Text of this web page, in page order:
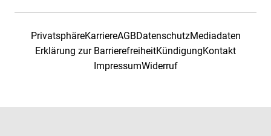
PrivatsphäreKarriereAGBDatenschutzMediadaten
Erklärung zur BarrierefreiheitKündigungKontakt
ImpressumWiderruf